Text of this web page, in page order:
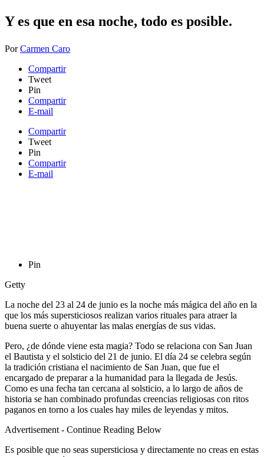
Y es que en esa noche, todo ​es posible.
PorCarmen Caro
Compartir
Tweet
Pin
Compartir
E-mail
Compartir
Tweet
Pin
Compartir
E-mail
Pin
Getty
La noche del 23 al 24 de junio es la noche más mágica del año en la
que los más supersticiosos realizan varios rituales para atraer la
buena suerte o ahuyentar las malas energías de sus vidas.
Pero, ¿de dónde viene esta magia? Todo se relaciona con San Juan
el Bautista y el solsticio del 21 de junio. El día 24 se celebra según
la tradición cristiana el nacimiento de San Juan, que fue el
encargado de preparar a la humanidad para la llegada de Jesús.
Como es una fecha tan cercana al solsticio, a lo largo de años de
historia se han combinado profundas creencias religiosas con ritos
paganos en torno a los cuales hay miles de leyendas y mitos.
Advertisement - Continue Reading Below
Es posible que no seas supersticiosa y directamente no creas en estas